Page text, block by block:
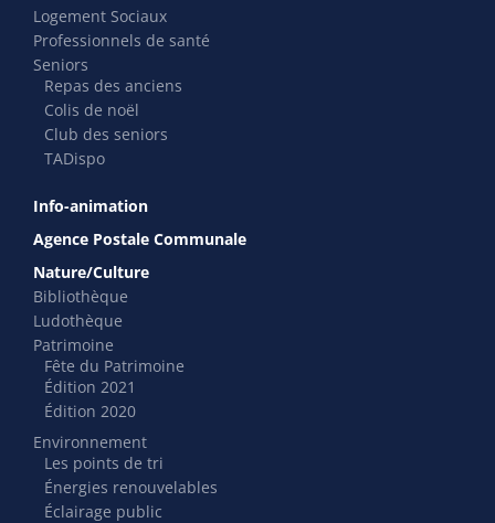
Logement Sociaux
Professionnels de santé
Seniors
Repas des anciens
Colis de noël
Club des seniors
TADispo
Info-animation
Agence Postale Communale
Nature/Culture
Bibliothèque
Ludothèque
Patrimoine
Fête du Patrimoine
Édition 2021
Édition 2020
Environnement
Les points de tri
Énergies renouvelables
Éclairage public